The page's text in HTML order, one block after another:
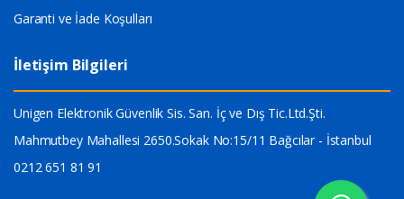
Garanti ve İade Koşulları
İletişim Bilgileri
Unigen Elektronik Güvenlik Sis. San. İç ve Dış Tic.Ltd.Şti.
Mahmutbey Mahallesi 2650.Sokak No:15/11 Bağcılar - İstanbul
0212 651 81 91